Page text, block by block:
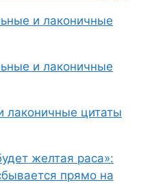
и лаконичные
и лаконичные
лаконичные цитаты
желтая раса»:
прямо на